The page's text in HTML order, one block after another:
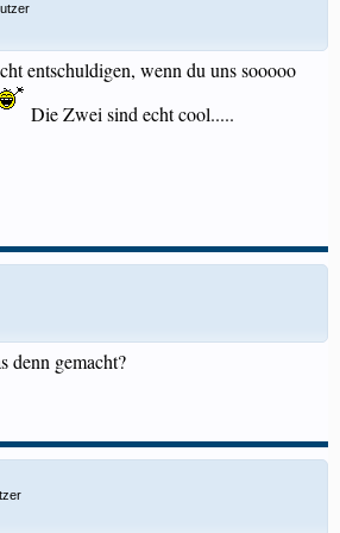
entschuldigen, wenn du uns sooooo
Die Zwei sind echt cool.....
denn gemacht?